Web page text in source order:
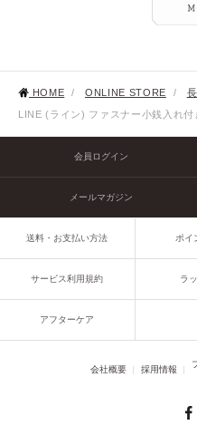
HOME / ONLINE STORE /
LINE (ライン) ファスナー小銭入れ
会員ログイン
メールマガジン
送料・お支払い方法 ポイ
サービス利用規約 ラ
アフターケア
会社概要 採用情報